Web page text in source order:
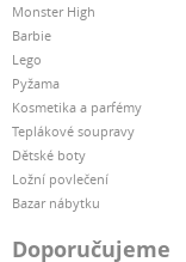
Monster High
Barbie
Lego
Pyžama
Kosmetika a parfémy
Teplákové soupravy
Dětské boty
Ložní povlečení
Bazar nábytku
Doporučujeme